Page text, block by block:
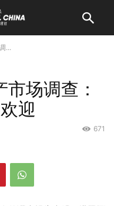
...
场调查：
迎
671